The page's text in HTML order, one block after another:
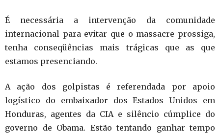
É necessária a intervenção da comunidade
internacional para evitar que o massacre prossiga,
tenha conseqüências mais trágicas que as que
estamos presenciando.
A ação dos golpistas é referendada por apoio
logístico do embaixador dos Estados Unidos em
Honduras, agentes da CIA e silêncio cúmplice do
governo de Obama. Estão tentando ganhar tempo